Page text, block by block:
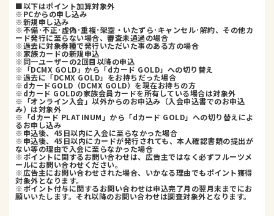
■以下はポイント加算対象外
※PCからの申し込み
※新規申し込み
※不備･不正･虚偽･重複･架空・いたずら･キャンセル･解約、その他カ
ード発行に至らない場合、審査未通過の場合
※過去に対象券種で発行いただいた事のある方の場合
※家族カードの新規申込
※同一ユーザーの2回目以降の申込
※「DCMX GOLD」から「dカード GOLD」への切り替え
※過去に「DCMX GOLD」をお持ちだった場合
※dカードGOLD（DCMX GOLD）を現在お持ちの方
※dカード GOLDの家族会員カードを所有している場合は対象外
※「オンライン入会」以外からのお申込み（入会申込書でのお申込
み）は対象外
※「dカード PLATINUM」から「dカード GOLD」への切り替えによ
るお申し込み
※申込後、45日以内に入会に至らなかった場合
※申込後、45日以内にカードが発行されても、本人確認書類の提出が
ない等の理由で入会に至らなかった場合
※ポイントに関するお問い合わせは、広告主ではなく必ずフルーツメ
ールにお問い合わせください。
※広告主にお問い合わせされた場合、いかなる理由でもポイント獲得
対象外となります。
※ポイント付与に関するお問い合わせは申込完了月の翌月末までにお
願いいたします。それ以降のお問い合わせは調査対象外となります。